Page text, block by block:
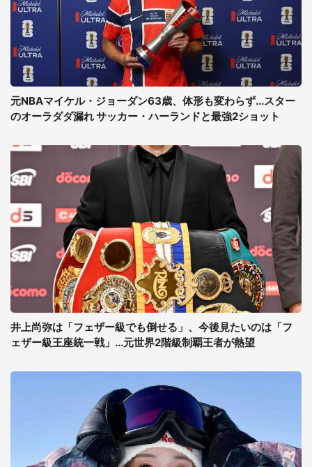
元NBAマイケル・ジョーダン63歳、体形も変わらず...スター
のオーラダダ漏れ サッカー・ハーランドと最強2ショット
井上尚弥は「フェザー級でも倒せる」、今後見たいのは「フ
ェザー級王座統一戦」...元世界2階級制覇王者が熱望